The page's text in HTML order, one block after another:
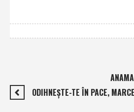
ODIHNEŞTE-TE ÎN PACE,